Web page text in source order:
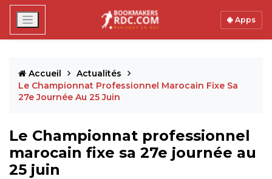
Apps
Accueil
Actualités
Le Championnat Professionnel Marocain Fixe Sa
27e Journée Au 25 Juin
Le Championnat professionnel
marocain fixe sa 27e journée au
25 juin